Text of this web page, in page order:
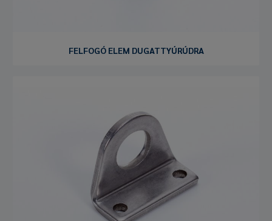
FELFOGÓ ELEM DUGATTYÚRÚDRA